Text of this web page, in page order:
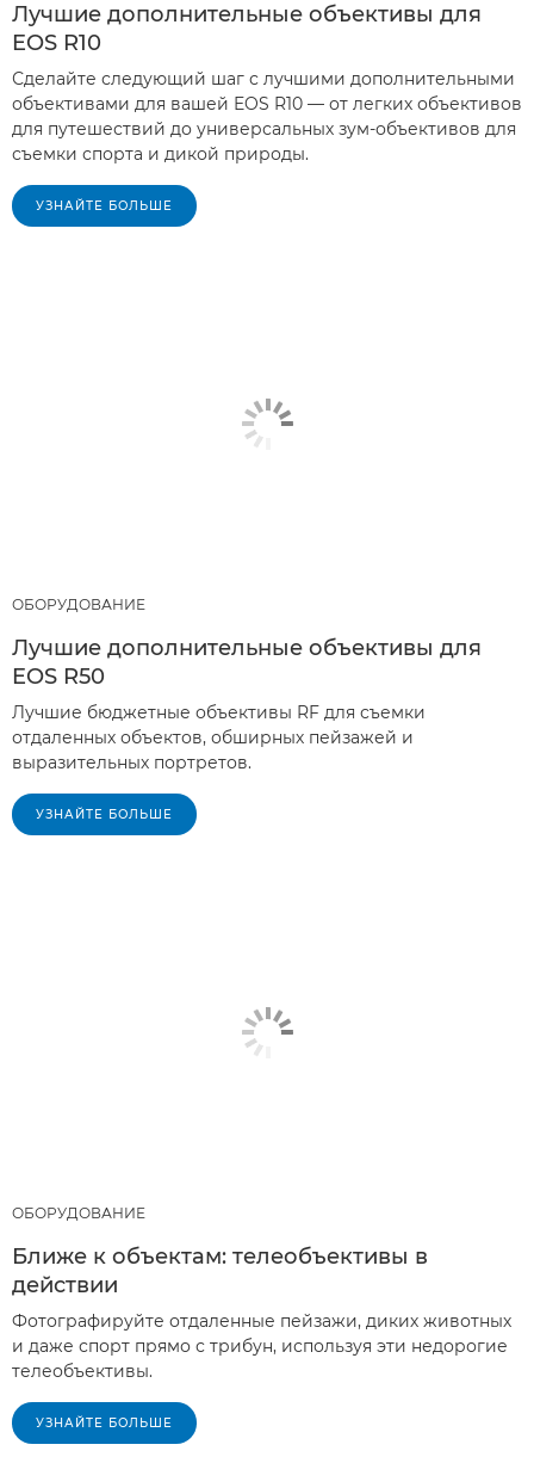
Лучшие дополнительные объективы для
EOS R10
Сделайте следующий шаг с лучшими дополнительными
объективами для вашей EOS R10 — от легких объективов
для путешествий до универсальных зум-объективов для
съемки спорта и дикой природы.
УЗНАЙТЕ БОЛЬШЕ
ОБОРУДОВАНИЕ
Лучшие дополнительные объективы для
EOS R50
Лучшие бюджетные объективы RF для съемки
отдаленных объектов, обширных пейзажей и
выразительных портретов.
УЗНАЙТЕ БОЛЬШЕ
ОБОРУДОВАНИЕ
Ближе к объектам: телеобъективы в
действии
Фотографируйте отдаленные пейзажи, диких животных
и даже спорт прямо с трибун, используя эти недорогие
телеобъективы.
УЗНАЙТЕ БОЛЬШЕ